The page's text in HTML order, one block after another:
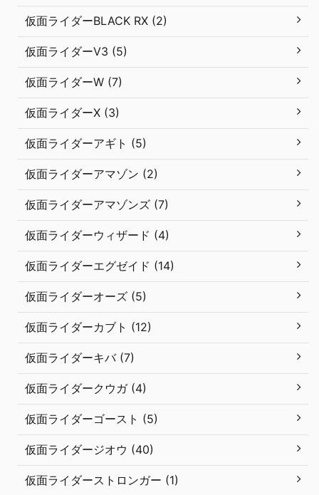
仮面ライダーBLACK RX (2)
仮面ライダーV3 (5)
仮面ライダーW (7)
仮面ライダーX (3)
仮面ライダーアギト (5)
仮面ライダーアマゾン (2)
仮面ライダーアマゾンズ (7)
仮面ライダーウィザード (4)
仮面ライダーエグゼイド (14)
仮面ライダーオーズ (5)
仮面ライダーカブト (12)
仮面ライダーキバ (7)
仮面ライダークウガ (4)
仮面ライダーゴースト (5)
仮面ライダージオウ (40)
仮面ライダーストロンガー (1)